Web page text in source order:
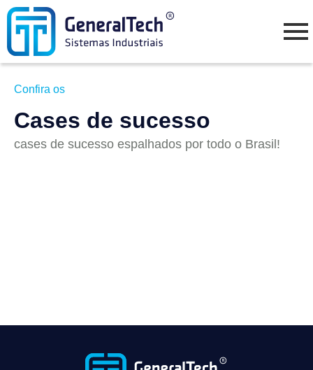
Confira os
Cases de sucesso
cases de sucesso espalhados por todo o Brasil!